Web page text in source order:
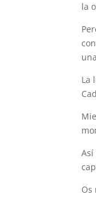
la
La
Os